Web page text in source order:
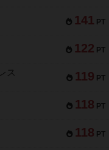
141 PT
122 PT
119 PT
ス
118 PT
118 PT